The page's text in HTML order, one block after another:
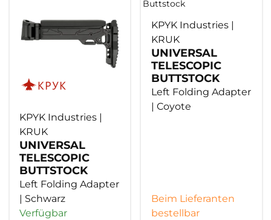
KPYK Industries |
KRUK
UNIVERSAL
TELESCOPIC
BUTTSTOCK
Left Folding Adapter
| Schwarz
Verfügbar
KPYK Industries |
KRUK
UNIVERSAL
TELESCOPIC
BUTTSTOCK
Left Folding Adapter
| Coyote
Beim Lieferanten
bestellbar